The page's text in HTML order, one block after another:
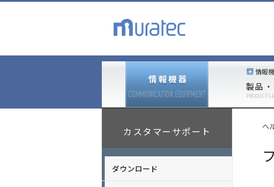
製品
PRODUCTS
情報
カスタマーサポート
ダウンロード
ヘ